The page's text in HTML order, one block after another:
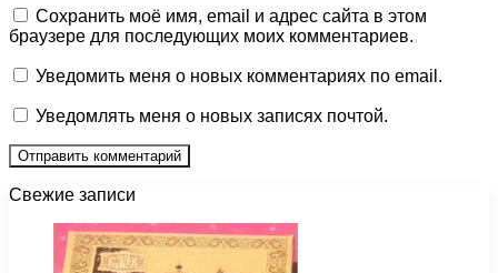
Сохранить моё имя, email и адрес сайта в этом
браузере для последующих моих комментариев.
Уведомить меня о новых комментариях по email.
Уведомлять меня о новых записях почтой.
Свежие записи